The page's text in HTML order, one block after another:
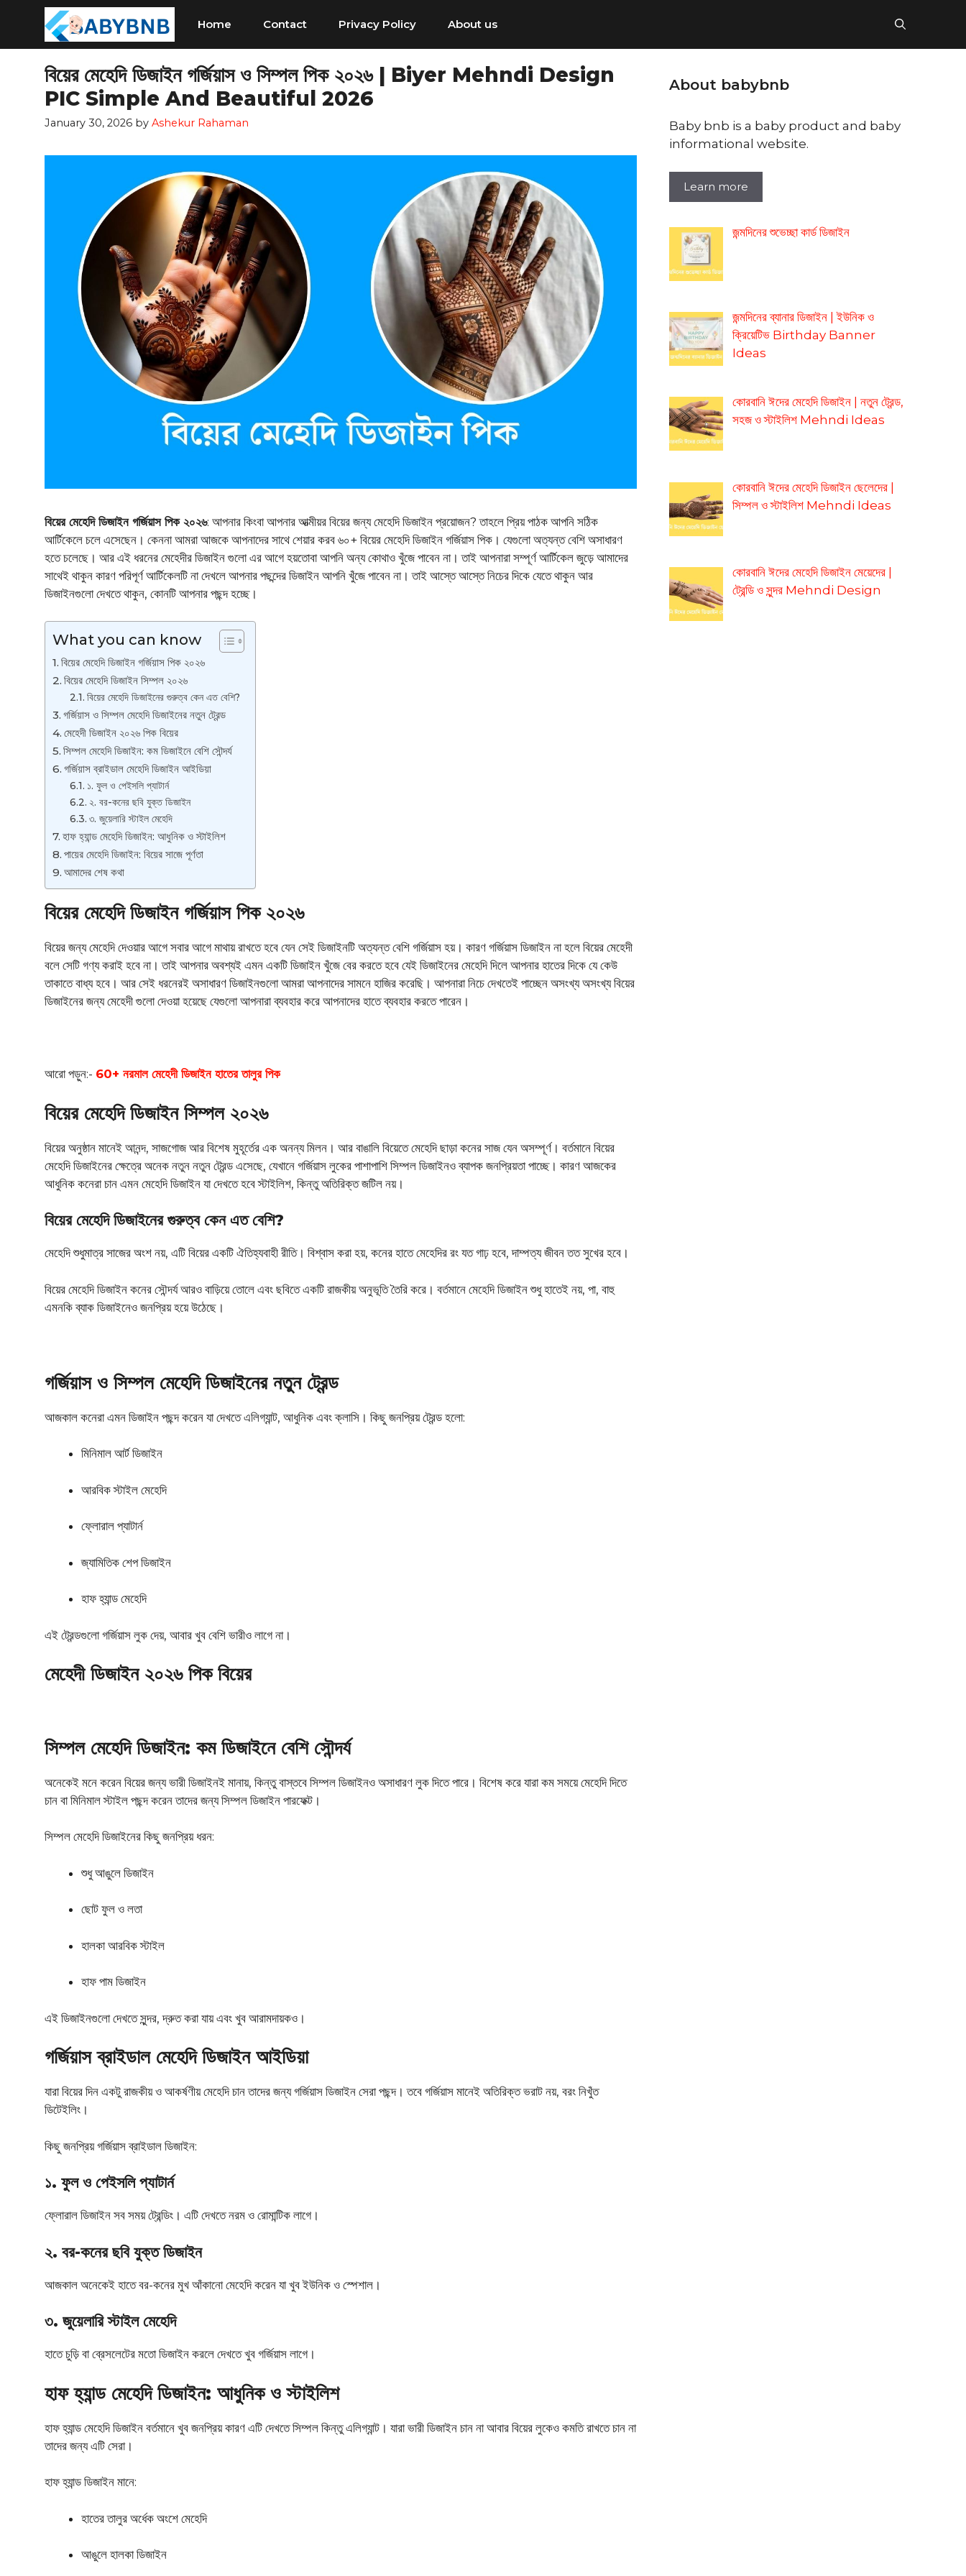
content
Home Contact Privacy Policy About us
বিয়ের মেহেদি ডিজাইন গর্জিয়াস ও সিম্পল পিক ২০২৬ | Biyer Mehndi Design
PIC Simple And Beautiful 2026
January 30, 2026 by Ashekur Rahaman
বিয়ের মেহেদি ডিজাইন গর্জিয়াস পিক ২০২৬: আপনার কিংবা আপনার আত্মীয়র বিয়ের জন্য মেহেদি ডিজাইন প্রয়োজন? তাহলে প্রিয় পাঠক আপনি সঠিক
আর্টিকেলে চলে এসেছেন। কেননা আমরা আজকে আপনাদের সাথে শেয়ার করব ৬০+ বিয়ের মেহেদি ডিজাইন গর্জিয়াস পিক। যেগুলো অত্যন্ত বেশি অসাধারণ
হতে চলেছে। আর এই ধরনের মেহেদীর ডিজাইন গুলো এর আগে হয়তোবা আপনি অন্য কোথাও খুঁজে পাবেন না। তাই আপনারা সম্পূর্ণ আর্টিকেল জুড়ে আমাদের
সাথেই থাকুন কারণ পরিপূর্ণ আর্টিকেলটি না দেখলে আপনার পছন্দের ডিজাইন আপনি খুঁজে পাবেন না। তাই আস্তে আস্তে নিচের দিকে যেতে থাকুন আর
ডিজাইনগুলো দেখতে থাকুন, কোনটি আপনার পছন্দ হচ্ছে।
What you can know
বিয়ের মেহেদি ডিজাইন গর্জিয়াস পিক ২০২৬
বিয়ের মেহেদি ডিজাইন সিম্পল ২০২৬
বিয়ের মেহেদি ডিজাইনের গুরুত্ব কেন এত বেশি?
গর্জিয়াস ও সিম্পল মেহেদি ডিজাইনের নতুন ট্রেন্ড
মেহেদী ডিজাইন ২০২৬ পিক বিয়ের
সিম্পল মেহেদি ডিজাইন: কম ডিজাইনে বেশি সৌন্দর্য
গর্জিয়াস ব্রাইডাল মেহেদি ডিজাইন আইডিয়া
১. ফুল ও পেইসলি প্যাটার্ন
২. বর-কনের ছবি যুক্ত ডিজাইন
৩. জুয়েলারি স্টাইল মেহেদি
হাফ হ্যান্ড মেহেদি ডিজাইন: আধুনিক ও স্টাইলিশ
পায়ের মেহেদি ডিজাইন: বিয়ের সাজে পূর্ণতা
আমাদের শেষ কথা
বিয়ের মেহেদি ডিজাইন গর্জিয়াস পিক ২০২৬
বিয়ের জন্য মেহেদি দেওয়ার আগে সবার আগে মাথায় রাখতে হবে যেন সেই ডিজাইনটি অত্যন্ত বেশি গর্জিয়াস হয়। কারণ গর্জিয়াস ডিজাইন না হলে বিয়ের মেহেদী
বলে সেটি গণ্য করাই হবে না। তাই আপনার অবশ্যই এমন একটি ডিজাইন খুঁজে বের করতে হবে যেই ডিজাইনের মেহেদি দিলে আপনার হাতের দিকে যে কেউ
তাকাতে বাধ্য হবে। আর সেই ধরনেরই অসাধারণ ডিজাইনগুলো আমরা আপনাদের সামনে হাজির করেছি। আপনারা নিচে দেখতেই পাচ্ছেন অসংখ্য অসংখ্য বিয়ের
ডিজাইনের জন্য মেহেদী গুলো দেওয়া হয়েছে যেগুলো আপনারা ব্যবহার করে আপনাদের হাতে ব্যবহার করতে পারেন।
আরো পড়ুন:- 60+ নরমাল মেহেদী ডিজাইন হাতের তালুর পিক
বিয়ের মেহেদি ডিজাইন সিম্পল ২০২৬
বিয়ের অনুষ্ঠান মানেই আনন্দ, সাজগোজ আর বিশেষ মুহূর্তের এক অনন্য মিলন। আর বাঙালি বিয়েতে মেহেদি ছাড়া কনের সাজ যেন অসম্পূর্ণ। বর্তমানে বিয়ের
মেহেদি ডিজাইনের ক্ষেত্রে অনেক নতুন নতুন ট্রেন্ড এসেছে, যেখানে গর্জিয়াস লুকের পাশাপাশি সিম্পল ডিজাইনও ব্যাপক জনপ্রিয়তা পাচ্ছে। কারণ আজকের
আধুনিক কনেরা চান এমন মেহেদি ডিজাইন যা দেখতে হবে স্টাইলিশ, কিন্তু অতিরিক্ত জটিল নয়।
বিয়ের মেহেদি ডিজাইনের গুরুত্ব কেন এত বেশি?
মেহেদি শুধুমাত্র সাজের অংশ নয়, এটি বিয়ের একটি ঐতিহ্যবাহী রীতি। বিশ্বাস করা হয়, কনের হাতে মেহেদির রং যত গাঢ় হবে, দাম্পত্য জীবন তত সুখের হবে।
বিয়ের মেহেদি ডিজাইন কনের সৌন্দর্য আরও বাড়িয়ে তোলে এবং ছবিতে একটি রাজকীয় অনুভূতি তৈরি করে। বর্তমানে মেহেদি ডিজাইন শুধু হাতেই নয়, পা, বাহু
এমনকি ব্যাক ডিজাইনেও জনপ্রিয় হয়ে উঠেছে।
গর্জিয়াস ও সিম্পল মেহেদি ডিজাইনের নতুন ট্রেন্ড
আজকাল কনেরা এমন ডিজাইন পছন্দ করেন যা দেখতে এলিগ্যান্ট, আধুনিক এবং ক্লাসি। কিছু জনপ্রিয় ট্রেন্ড হলো:
মিনিমাল আর্ট ডিজাইন
আরবিক স্টাইল মেহেদি
ফ্লোরাল প্যাটার্ন
জ্যামিতিক শেপ ডিজাইন
হাফ হ্যান্ড মেহেদি
এই ট্রেন্ডগুলো গর্জিয়াস লুক দেয়, আবার খুব বেশি ভারীও লাগে না।
মেহেদী ডিজাইন ২০২৬ পিক বিয়ের
সিম্পল মেহেদি ডিজাইন: কম ডিজাইনে বেশি সৌন্দর্য
অনেকেই মনে করেন বিয়ের জন্য ভারী ডিজাইনই মানায়, কিন্তু বাস্তবে সিম্পল ডিজাইনও অসাধারণ লুক দিতে পারে। বিশেষ করে যারা কম সময়ে মেহেদি দিতে
চান বা মিনিমাল স্টাইল পছন্দ করেন তাদের জন্য সিম্পল ডিজাইন পারফেক্ট।
সিম্পল মেহেদি ডিজাইনের কিছু জনপ্রিয় ধরন:
শুধু আঙুলে ডিজাইন
ছোট ফুল ও লতা
হালকা আরবিক স্টাইল
হাফ পাম ডিজাইন
এই ডিজাইনগুলো দেখতে সুন্দর, দ্রুত করা যায় এবং খুব আরামদায়কও।
গর্জিয়াস ব্রাইডাল মেহেদি ডিজাইন আইডিয়া
যারা বিয়ের দিন একটু রাজকীয় ও আকর্ষণীয় মেহেদি চান তাদের জন্য গর্জিয়াস ডিজাইন সেরা পছন্দ। তবে গর্জিয়াস মানেই অতিরিক্ত ভরাট নয়, বরং নিখুঁত
ডিটেইলিং।
কিছু জনপ্রিয় গর্জিয়াস ব্রাইডাল ডিজাইন:
১. ফুল ও পেইসলি প্যাটার্ন
ফ্লোরাল ডিজাইন সব সময় ট্রেন্ডিং। এটি দেখতে নরম ও রোমান্টিক লাগে।
২. বর-কনের ছবি যুক্ত ডিজাইন
আজকাল অনেকেই হাতে বর-কনের মুখ আঁকানো মেহেদি করেন যা খুব ইউনিক ও স্পেশাল।
৩. জুয়েলারি স্টাইল মেহেদি
হাতে চুড়ি বা ব্রেসলেটের মতো ডিজাইন করলে দেখতে খুব গর্জিয়াস লাগে।
হাফ হ্যান্ড মেহেদি ডিজাইন: আধুনিক ও স্টাইলিশ
হাফ হ্যান্ড মেহেদি ডিজাইন বর্তমানে খুব জনপ্রিয় কারণ এটি দেখতে সিম্পল কিন্তু এলিগ্যান্ট। যারা ভারী ডিজাইন চান না আবার বিয়ের লুকেও কমতি রাখতে চান না
তাদের জন্য এটি সেরা।
হাফ হ্যান্ড ডিজাইন মানে:
হাতের তালুর অর্ধেক অংশে মেহেদি
আঙুলে হালকা ডিজাইন
About babybnb
Baby bnb is a baby product and baby
informational website.
Learn more
জন্মদিনের শুভেচ্ছা কার্ড ডিজাইন
জন্মদিনের ব্যানার ডিজাইন | ইউনিক ও
ক্রিয়েটিভ Birthday Banner
Ideas
কোরবানি ঈদের মেহেদি ডিজাইন | নতুন ট্রেন্ড,
সহজ ও স্টাইলিশ Mehndi Ideas
কোরবানি ঈদের মেহেদি ডিজাইন ছেলেদের |
সিম্পল ও স্টাইলিশ Mehndi Ideas
কোরবানি ঈদের মেহেদি ডিজাইন মেয়েদের |
ট্রেন্ডি ও সুন্দর Mehndi Design